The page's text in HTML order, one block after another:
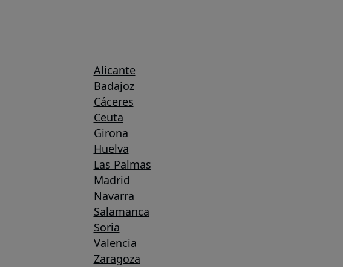
Alicante
Badajoz
Cáceres
Ceuta
Girona
Huelva
Las Palmas
Madrid
Navarra
Salamanca
Soria
Valencia
Zaragoza